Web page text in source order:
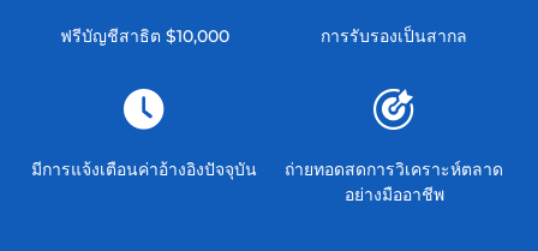
ฟรีบัญชีสาธิต $10,000 การรับรองเป็นสากล
มีการแจ้งเตือนค่าอ้างอิงปัจจุบัน
ถ่ายทอดสดการวิเคราะห์ตลาด
อย่างมืออาชีพ